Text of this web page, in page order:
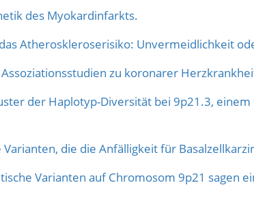
des Myokardinfarkts.
Atheroskleroserisiko: Unvermeidlichkeit
zu koronarer
der Haplotyp-Diversität bei 9p21.3,
Varianten, die die Anfälligkeit für
Varianten auf Chromosom 9p21 sagen